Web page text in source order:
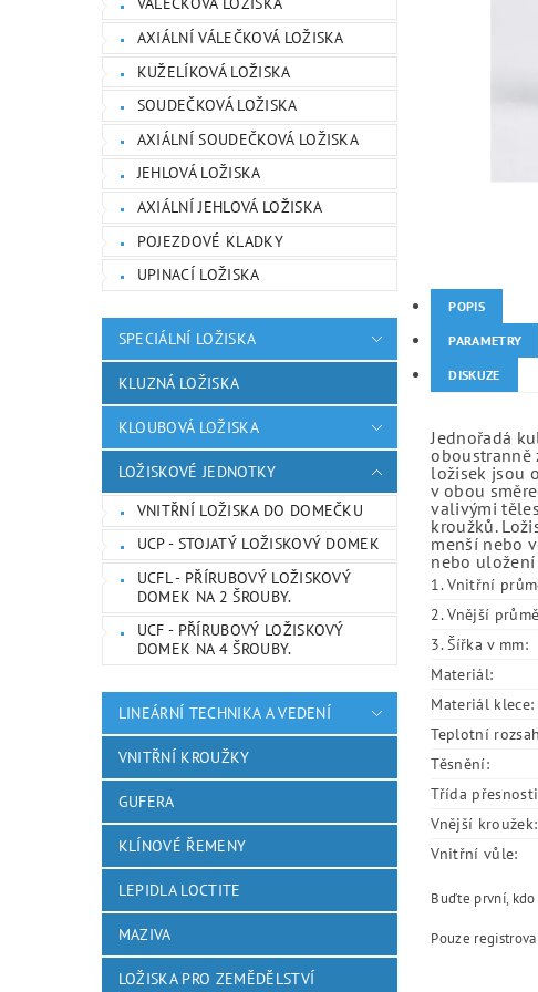
AXIÁLNÍ VÁLEČKOVÁ LOŽISKA
KUŽELÍKOVÁ LOŽISKA
SOUDEČKOVÁ LOŽISKA
AXIÁLNÍ SOUDEČKOVÁ LOŽISKA
JEHLOVÁ LOŽISKA
AXIÁLNÍ JEHLOVÁ LOŽISKA
POJEZDOVÉ KLADKY
UPINACÍ LOŽISKA
SPECIÁLNÍ LOŽISKA
KLUZNÁ LOŽISKA
KLOUBOVÁ LOŽISKA
LOŽISKOVÉ JEDNOTKY
VNITŘNÍ LOŽISKA DO DOMEČKU
UCP - STOJATÝ LOŽISKOVÝ DOMEK
UCFL - PŘÍRUBOVÝ LOŽISKOVÝ
DOMEK NA 2 ŠROUBY.
UCF - PŘÍRUBOVÝ LOŽISKOVÝ
DOMEK NA 4 ŠROUBY.
LINEÁRNÍ TECHNIKA A VEDENÍ
VNITŘNÍ KROUŽKY
GUFERA
KLÍNOVÉ ŘEMENY
LEPIDLA LOCTITE
MAZIVA
LOŽISKA PRO ZEMĚDĚLSTVÍ
POPIS
PARAMETRY
DISKUZE
Jednořadá
oboustranně
ložisek jsou
v obou
valivými
kroužků.
menší nebo
nebo
1. Vnitřní
2. Vnější
3. Šířka v mm:
Materiál:
Materiál klece:
Teplotní
Těsnění:
Třída
Vnější kroužek:
Vnitřní vůle:
Buďte první,
Pouze